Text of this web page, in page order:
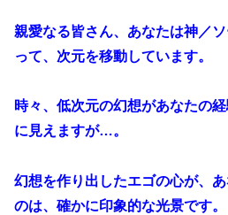
親愛なる皆さん、あなたは神／
って、次元を移動しています。
時々、低次元の幻想があなたの
に見えますが…。
幻想を作り出したエゴの心が、
のは、確かに印象的な光景です。